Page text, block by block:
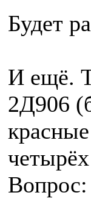
Будет
И ещё.
2Д906
Вопрос: